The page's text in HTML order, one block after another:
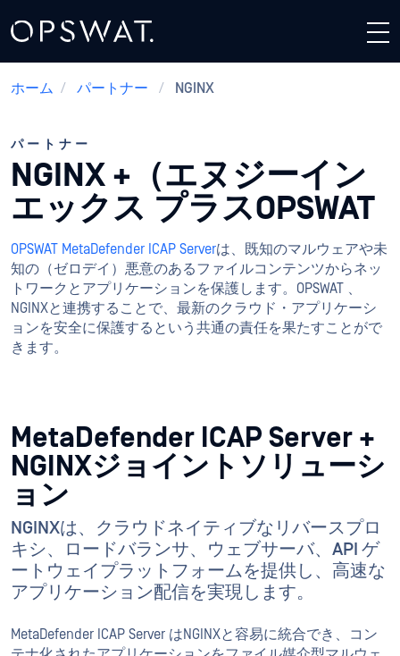
ホーム / パートナー / NGINX
パートナー
NGINX +（エヌジーイン
エックス プラスOPSWAT
OPSWAT MetaDefender ICAP Serverは、既知のマルウェアや未
知の（ゼロデイ）悪意のあるファイルコンテンツからネッ
トワークとアプリケーションを保護します。OPSWAT 、
NGINXと連携することで、最新のクラウド・アプリケーシ
ョンを安全に保護するという共通の責任を果たすことがで
きます。
MetaDefender ICAP Server +
NGINXジョイントソリューシ
ョン
NGINXは、クラウドネイティブなリバースプロ
キシ、ロードバランサ、ウェブサーバ、API ゲ
ートウェイプラットフォームを提供し、高速な
アプリケーション配信を実現します。
MetaDefender ICAP Server はNGINXと容易に統合でき、コン